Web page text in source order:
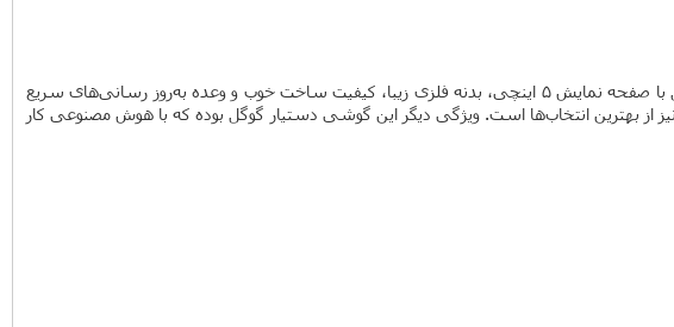
گوگل در حال حاضر یک شرکت سخت‌افزاری است. اولین تلاش برای تولید گوشی هوشمند در گوگل به ساخت پیکسل انجامید. پیکسل با صفحه نمایش 5 اینچی، بدنه فلزی زیبا، کیفیت ساخت خوب و وعده به‌روز‌ رسانی‌های سریع
از بهترین انتخاب‌ها است. ویژگی دیگر این گوشی دستیار گوگل بوده که با هوش مصنوعی کار